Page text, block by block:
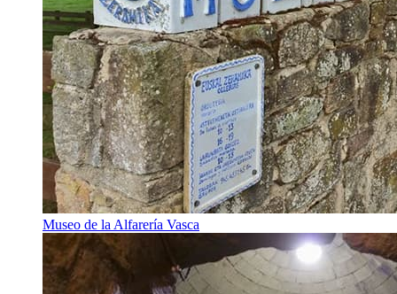
Museo de la Alfarería Vasca